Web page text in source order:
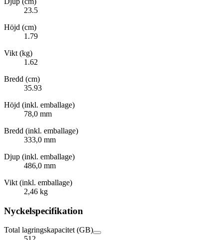
23.5
Höjd (cm)
1.79
Vikt (kg)
1.62
Bredd (cm)
35.93
Höjd (inkl. emballage)
78,0 mm
Bredd (inkl. emballage)
333,0 mm
Djup (inkl. emballage)
486,0 mm
Vikt (inkl. emballage)
2,46 kg
Nyckelspecifikation
Total lagringskapacitet (GB)